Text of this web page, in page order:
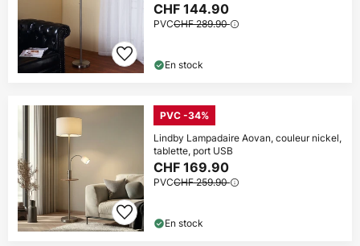
CHF 144.90
PVCCHF 289.90
En stock
PVC -34%
Lindby Lampadaire Aovan, couleur nickel,
tablette, port USB
CHF 169.90
PVCCHF 259.90
En stock